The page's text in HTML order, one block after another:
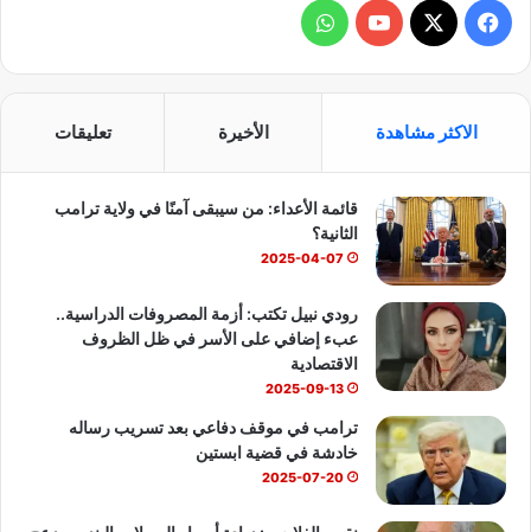
ي
و
ك
X
Y
T
u
e
ا
ا
ب
الاكثر مشاهدة الأخيرة تعليقات
قائمة الأعداء: من سيبقى آمنًا في ولاية ترامب
الثانية؟
2025-04-07
رودي نبيل تكتب: أزمة المصروفات الدراسية..
عبء إضافي على الأسر في ظل الظروف
الاقتصادية
2025-09-13
ترامب في موقف دفاعي بعد تسريب رساله
خادشة في قضية ابستين
2025-07-20